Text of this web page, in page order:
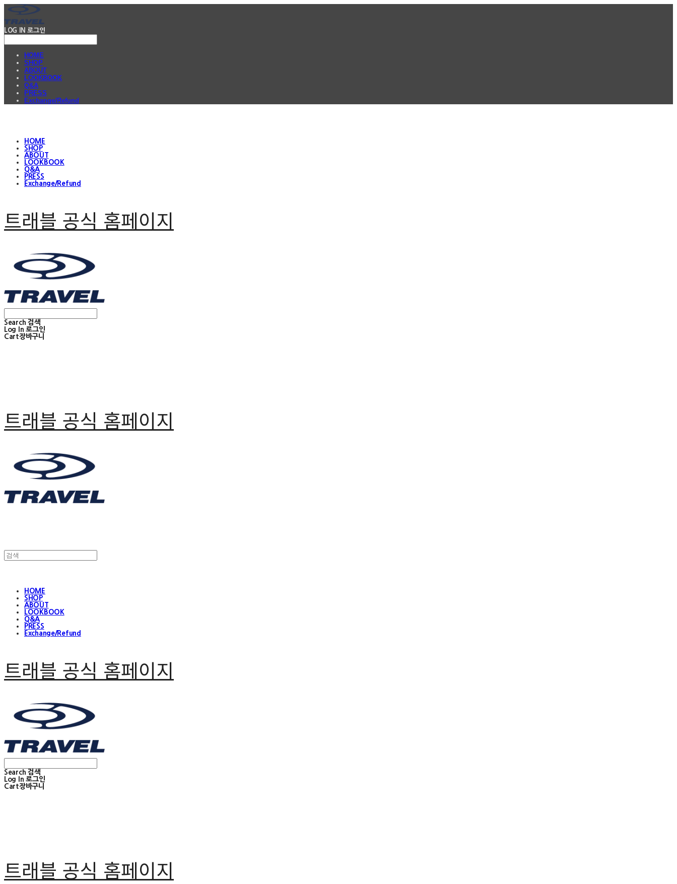
LOG IN 로그인
HOME
SHOP
ABOUT
LOOKBOOK
Q&A
PRESS
Exchange/Refund
HOME
SHOP
ABOUT
LOOKBOOK
Q&A
PRESS
Exchange/Refund
트래블 공식 홈페이지
Search 검색
Log In 로그인
Cart장바구니
트래블 공식 홈페이지
HOME
SHOP
ABOUT
LOOKBOOK
Q&A
PRESS
Exchange/Refund
트래블 공식 홈페이지
Search 검색
Log In 로그인
Cart장바구니
트래블 공식 홈페이지